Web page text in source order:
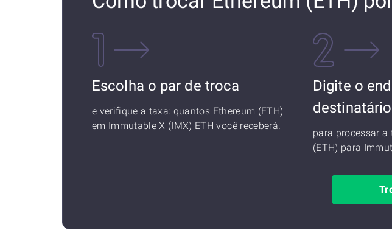
Escolha o par de troca
e verifique a taxa: quantos Ethereum (ETH)
em Immutable X (IMX) ETH você receberá.
Digite o
destinatário
para processar a
(ETH) para